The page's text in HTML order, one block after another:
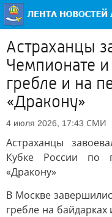
Астраханцы
Чемпионате
гребле и на
«Дракону»
4 июля 2026, 17:43 СМИ
Астраханцы
Кубке России по
«Дракону»
В Москве
гребле на